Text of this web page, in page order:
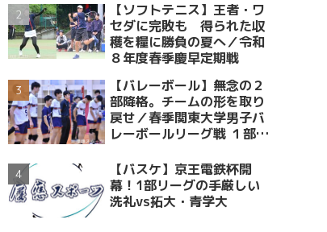
～
【ソフトテニス】王者・ワ
セダに完敗も 得られた収
穫を糧に勝負の夏へ／令和
８年度春季慶早定期戦
【バレーボール】無念の２
部降格。チームの形を取り
戻せ／春季関東大学男子バ
レーボールリーグ戦 １部・
【バスケ】京王電鉄杯開
幕！1部リーグの手厳しい
洗礼vs拓大・青学大